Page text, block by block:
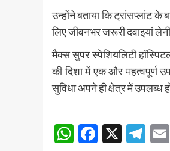
उन्होंने बताया कि ट्रांसप्लांट के
लिए जीवनभर जरूरी दवाइयां
मैक्स सुपर स्पेशियलिटी
की दिशा में एक और महत्वपूर्ण
सुविधा अपने ही क्षेत्र में उपलब्ध
Post
navigation
WhatsApp
X